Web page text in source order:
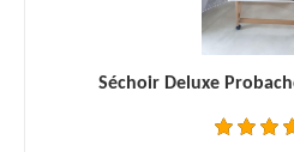
Séchoir Deluxe